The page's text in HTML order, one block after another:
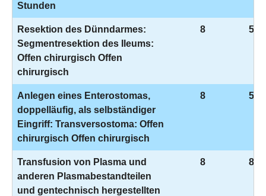
Stunden
Resektion des Dünndarmes:
Segmentresektion des Ileums:
Offen chirurgisch Offen
chirurgisch
8 5-
Anlegen eines Enterostomas,
doppelläufig, als selbständiger
Eingriff: Transversostoma: Offen
chirurgisch Offen chirurgisch
8 5-
Transfusion von Plasma und
anderen Plasmabestandteilen
und gentechnisch hergestellten
8 8-